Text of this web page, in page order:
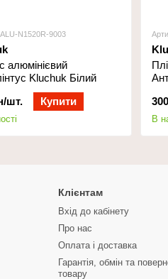
N1520R-9003
алюмінієвий
Kluchuk Білий
шт.
Купити
В
Клієнтам
Вхід до кабінету
Про нас
Оплата і доставка
Гарантія, обмін та
товару